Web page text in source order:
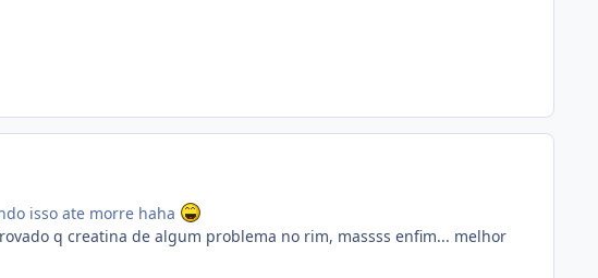
isso ate morre haha
q creatina de algum problema no rim, massss enfim... melhor